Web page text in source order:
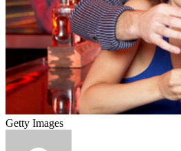
Getty Images